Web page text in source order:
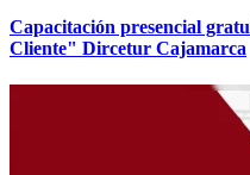
Capacitación presencial
Cliente" Dircetur Cajamarca